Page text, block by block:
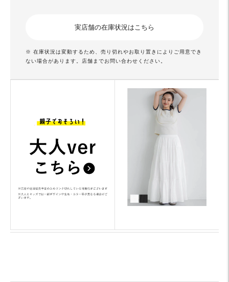
実店舗の在庫状況はこちら
※ 在庫状況は変動するため、売り切れやお取り置きによりご用意でき
ない場合があります。店舗までお問い合わせください。